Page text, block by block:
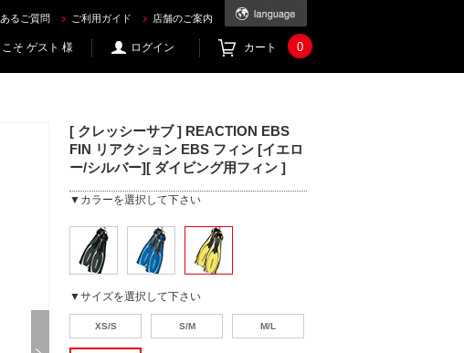
イビング用フィン ] を買うならec.mic21.com
るご質問 ご利用ガイド 店舗のご案内
こそ ゲスト 様 ログイン カート 0
[ クレッシーサブ ] REACTION EBS
FIN リアクション EBS フィン [イエロ
ー/シルバー][ ダイビング用フィン ]
▼カラーを選択して下さい
▼サイズを選択して下さい
XS/S S/M M/L